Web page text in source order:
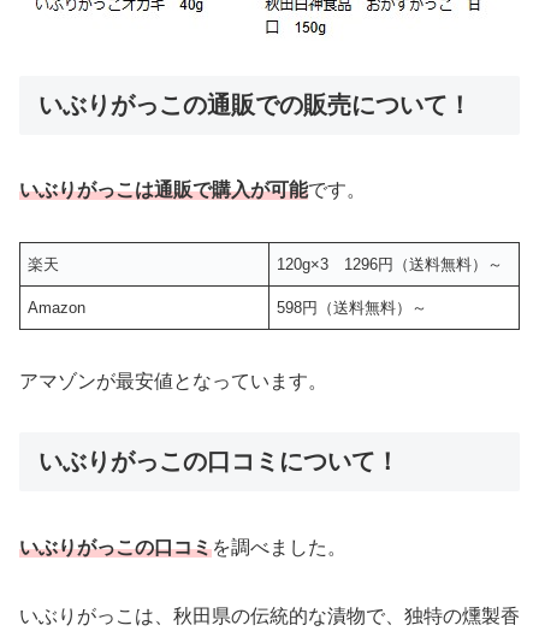
いぶりがっこの通販での販売について！
いぶりがっこは通販で購入が可能です。
楽天 120g×3 1296円（送料無料）～
Amazon 598円（送料無料）～
アマゾンが最安値となっています。
いぶりがっこの口コミについて！
いぶりがっこの口コミを調べました。
いぶりがっこは、秋田県の伝統的な漬物で、独特の燻製香